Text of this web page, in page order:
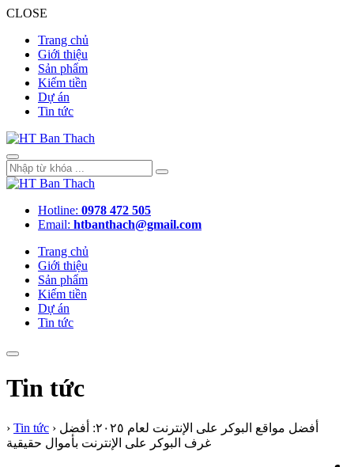
CLOSE
Trang chủ
Giới thiệu
Sản phẩm
Kiếm tiền
Dự án
Tin tức
Hotline: 0978 472 505
Email: htbanthach@gmail.com
Trang chủ
Giới thiệu
Sản phẩm
Kiếm tiền
Dự án
Tin tức
Tin tức
› Tin tức › أفضل مواقع البوكر على الإنترنت لعام ٢٠٢٥: أفضل
غرف البوكر على الإنترنت بأموال حقيقية